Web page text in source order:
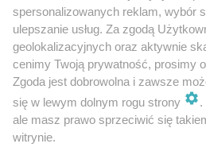
doprowadziły do
w marcu 2022 roku, a
spersonalizowanych reklam, wybór
ulepszanie usług. Za zgodą
geolokalizacyjnych oraz aktywnie
cenimy Twoją prywatność, prosimy
Zgoda jest dobrowolna i zawsze
się w lewym dolnym rogu strony
.
ale masz prawo sprzeciwić się
witrynie.